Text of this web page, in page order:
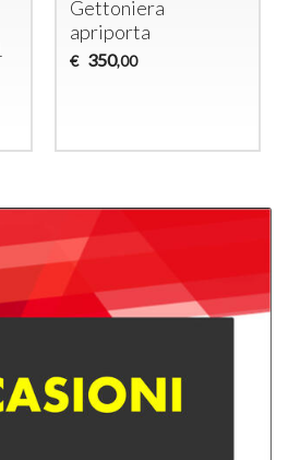
Gettoniera
apriporta
€ 350,00